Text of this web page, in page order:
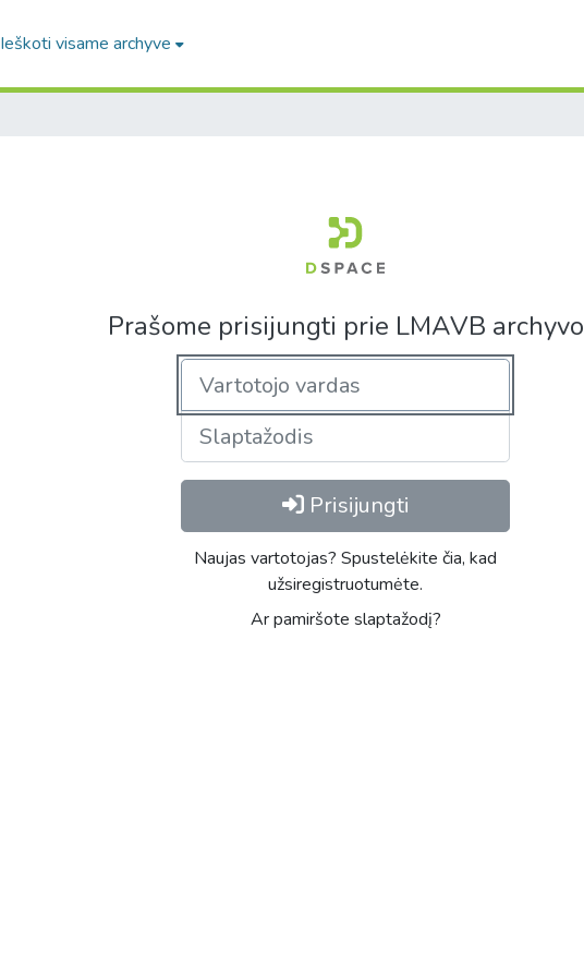
Ieškoti visame archyve
Prašome prisijungti prie LMAVB archyvo
Prisijungti
Naujas vartotojas? Spustelėkite čia, kad
užsiregistruotumėte.
Ar pamiršote slaptažodį?